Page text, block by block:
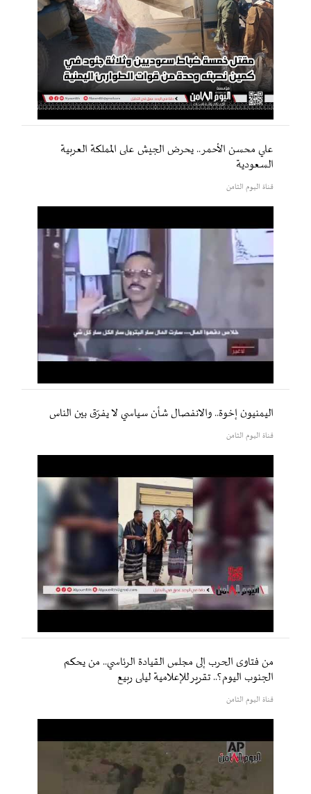
علي محسن الأحمر.. يحرض الجيش على المملكة العربية
السعودية
قناة اليوم الثامن
اليمنيون إخوة.. والانفصال شأن سياسي لا يفرّق بين الناس
قناة اليوم الثامن
من فتاوى الحرب إلى مجلس القيادة الرئاسي.. من يحكم
الجنوب اليوم؟.. تقرير للإعلامية ليلى ربيع
قناة اليوم الثامن